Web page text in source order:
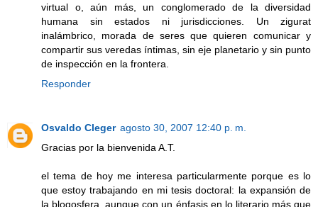
virtual o, aún más, un conglomerado de la diversidad
humana sin estados ni jurisdicciones. Un zigurat
inalámbrico, morada de seres que quieren comunicar y
compartir sus veredas íntimas, sin eje planetario y sin punto
de inspección en la frontera.
Responder
Osvaldo Cleger agosto 30, 2007 12:40 p. m.
Gracias por la bienvenida A.T.
el tema de hoy me interesa particularmente porque es lo
que estoy trabajando en mi tesis doctoral: la expansión de
la blogosfera, aunque con un énfasis en lo literario más que